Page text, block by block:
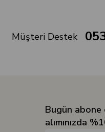
Müşteri Destek
Bugün abone
alımınızda